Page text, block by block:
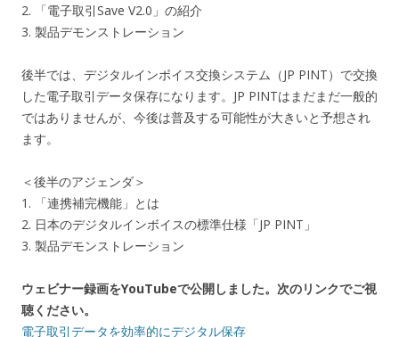
2. 「電子取引Save V2.0」の紹介
3. 製品デモンストレーション
後半では、デジタルインボイス交換システム（JP PINT）で交換
した電子取引データ保存になります。JP PINTはまだまだ一般的
ではありませんが、今後は普及する可能性が大きいと予想され
ます。
＜後半のアジェンダ＞
1. 「連携補完機能」とは
2. 日本のデジタルインボイスの標準仕様「JP PINT」
3. 製品デモンストレーション
ウェビナー録画をYouTubeで公開しました。次のリンクでご視
聴ください。
電子取引データを効率的にデジタル保存